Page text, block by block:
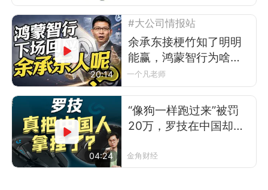
20:14
#大公司情报站
余承东接梗竹知了明明
能赢，鸿蒙智行为啥不
让？
一个凡老师
04:24
“像狗一样跑过来”被罚
20万，罗技在中国却卖
金角财经